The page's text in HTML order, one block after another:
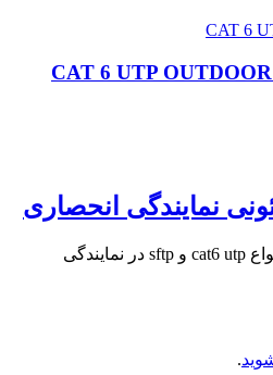
نمایندگی انحصاری
فروش کابل شبکه لئونی در انواع cat6 utp و sftp در نمایندگی
.